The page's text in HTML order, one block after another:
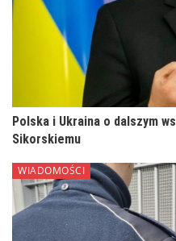
Polska i Ukraina o dalszym
Sikorskiemu
WIADOMOŚCI